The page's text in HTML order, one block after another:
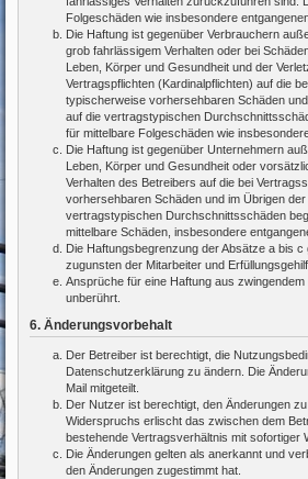
Folgeschäden wie insbesondere
Die Haftung ist gegenüber Verbrauchern
grob fahrlässigem Verhalten oder bei
Leben, Körper und Gesundheit und der
Vertragspflichten (Kardinalpflichten) auf die
typischerweise vorhersehbaren Schäden
auf die vertragstypischen
für mittelbare Folgeschäden wie
Die Haftung ist gegenüber Unternehmern
Leben, Körper und Gesundheit oder
Verhalten des Betreibers auf die bei
vorhersehbaren Schäden und im Übrigen
vertragstypischen Durchschnittsschäden
mittelbare Schäden, insbesondere
Die Haftungsbegrenzung der Absätze a bis
zugunsten der Mitarbeiter und
Ansprüche für eine Haftung aus
unberührt.
6. Änderungsvorbehalt
Der Betreiber ist berechtigt, die
Datenschutzerklärung zu ändern. Die
Mail mitgeteilt.
Der Nutzer ist berechtigt, den Änderungen
Widerspruchs erlischt das zwischen dem
bestehende Vertragsverhältnis mit sofortiger
Die Änderungen gelten als anerkannt und
den Änderungen zugestimmt hat.